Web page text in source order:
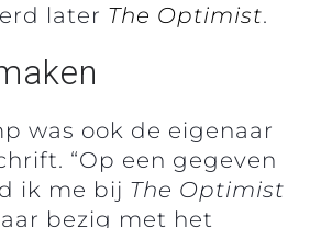
later The Optimist.
was ook de eigenaar
“Op een gegeven
ik me bij The Optimist
bezig met het